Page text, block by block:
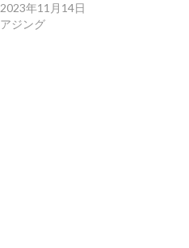
2023年11月14日
アジング